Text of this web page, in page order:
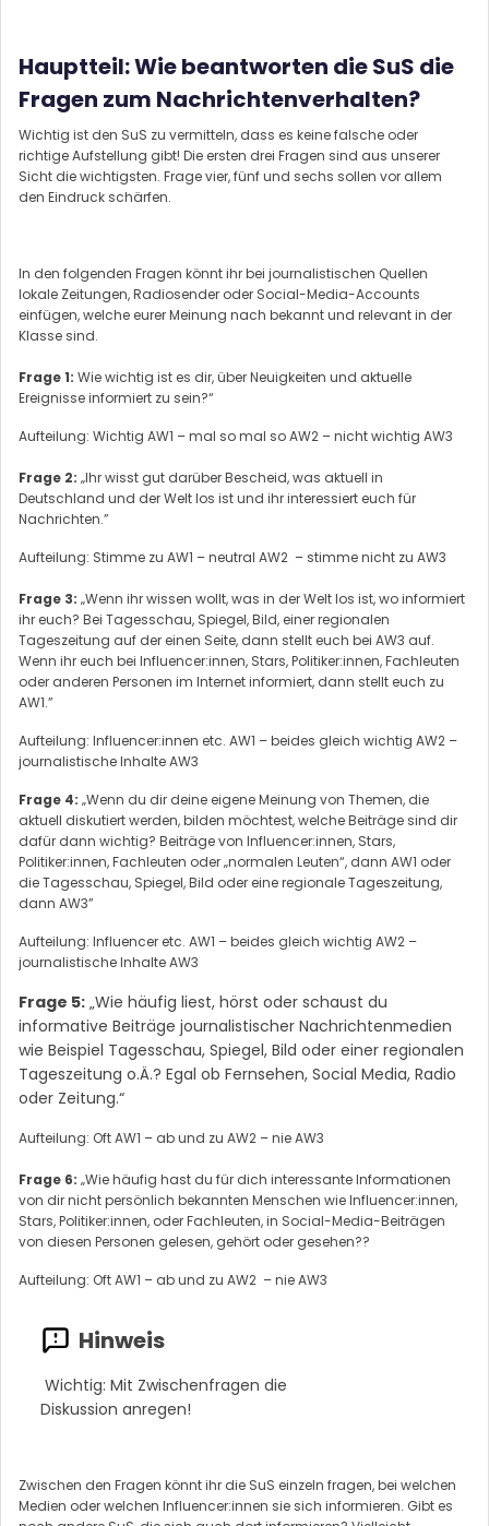
Hauptteil: Wie beantworten die SuS die
Fragen zum Nachrichtenverhalten?
Wichtig ist den SuS zu vermitteln, dass es keine falsche oder
richtige Aufstellung gibt! Die ersten drei Fragen sind aus unserer
Sicht die wichtigsten. Frage vier, fünf und sechs sollen vor allem
den Eindruck schärfen.
In den folgenden Fragen könnt ihr bei journalistischen Quellen
lokale Zeitungen, Radiosender oder Social-Media-Accounts
einfügen, welche eurer Meinung nach bekannt und relevant in der
Klasse sind.
Frage 1: Wie wichtig ist es dir, über Neuigkeiten und aktuelle
Ereignisse informiert zu sein?“
Aufteilung: Wichtig AW1 – mal so mal so AW2 – nicht wichtig AW3
Frage 2: „Ihr wisst gut darüber Bescheid, was aktuell in
Deutschland und der Welt los ist und ihr interessiert euch für
Nachrichten.”
Aufteilung: Stimme zu AW1 – neutral AW2 – stimme nicht zu AW3
Frage 3: „Wenn ihr wissen wollt, was in der Welt los ist, wo informiert
ihr euch? Bei Tagesschau, Spiegel, Bild, einer regionalen
Tageszeitung auf der einen Seite, dann stellt euch bei AW3 auf.
Wenn ihr euch bei Influencer:innen, Stars, Politiker:innen, Fachleuten
oder anderen Personen im Internet informiert, dann stellt euch zu
AW1.”
Aufteilung: Influencer:innen etc. AW1 – beides gleich wichtig AW2 –
journalistische Inhalte AW3
Frage 4: „Wenn du dir deine eigene Meinung von Themen, die
aktuell diskutiert werden, bilden möchtest, welche Beiträge sind dir
dafür dann wichtig? Beiträge von Influencer:innen, Stars,
Politiker:innen, Fachleuten oder „normalen Leuten“, dann AW1 oder
die Tagesschau, Spiegel, Bild oder eine regionale Tageszeitung,
dann AW3”
Aufteilung: Influencer etc. AW1 – beides gleich wichtig AW2 –
journalistische Inhalte AW3
Frage 5: „Wie häufig liest, hörst oder schaust du
informative Beiträge journalistischer Nachrichtenmedien
wie Beispiel Tagesschau, Spiegel, Bild oder einer regionalen
Tageszeitung o.Ä.? Egal ob Fernsehen, Social Media, Radio
oder Zeitung.“
Aufteilung: Oft AW1 – ab und zu AW2 – nie AW3
Frage 6: „Wie häufig hast du für dich interessante Informationen
von dir nicht persönlich bekannten Menschen wie Influencer:innen,
Stars, Politiker:innen, oder Fachleuten, in Social-Media-Beiträgen
von diesen Personen gelesen, gehört oder gesehen??
Aufteilung: Oft AW1 – ab und zu AW2 – nie AW3
Wichtig: Mit Zwischenfragen die
Diskussion anregen!
Zwischen den Fragen könnt ihr die SuS einzeln fragen, bei welchen
Medien oder welchen Influencer:innen sie sich informieren. Gibt es